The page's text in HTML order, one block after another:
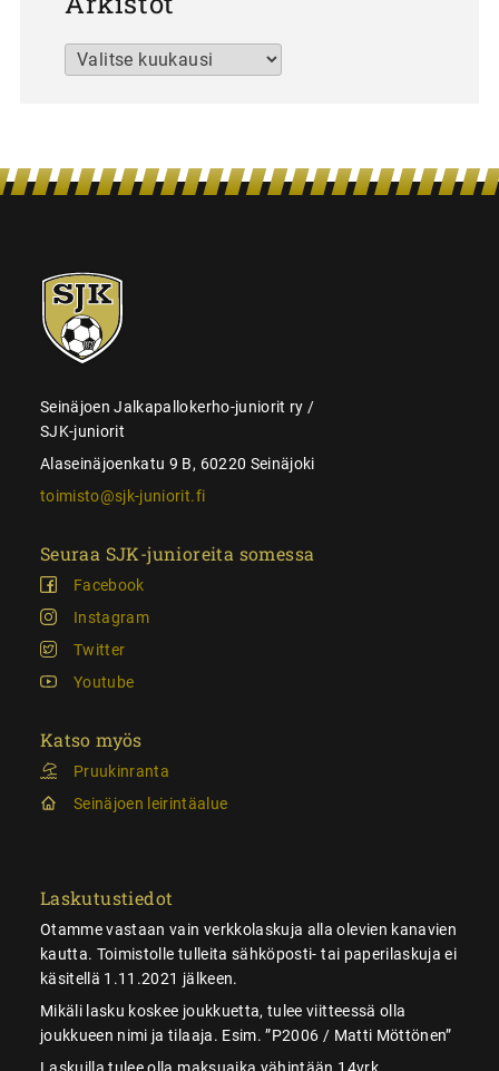
Arkistot
SJK-
juniorit
Seinäjoen Jalkapallokerho-juniorit ry /
SJK-juniorit
Alaseinäjoenkatu 9 B, 60220 Seinäjoki
toimisto@sjk-juniorit.fi
Seuraa SJK-junioreita somessa
Facebook
Instagram
Twitter
Youtube
Katso myös
Pruukinranta
Seinäjoen leirintäalue
Laskutustiedot
Otamme vastaan vain verkkolaskuja alla olevien kanavien
kautta. Toimistolle tulleita sähköposti- tai paperilaskuja ei
käsitellä 1.11.2021 jälkeen.
Mikäli lasku koskee joukkuetta, tulee viitteessä olla
joukkueen nimi ja tilaaja. Esim. ”P2006 / Matti Möttönen”
Laskuilla tulee olla maksuaika vähintään 14vrk.